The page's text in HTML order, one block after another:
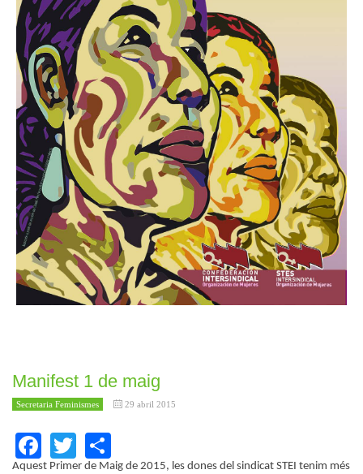
Manifest 1 de maig
Secretaria Feminismes 29 abril 2015
Facebook
Twitter
Aquest Primer de Maig de 2015, les dones del sindicat STEI tenim més